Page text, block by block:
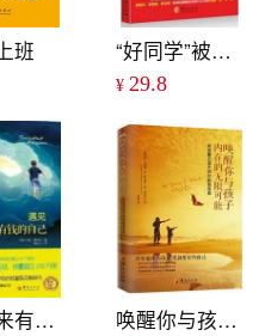
班 “好同学”被领导，“坏同学”当领导
¥ 29.8
遇见未来有钱的自己 唤醒你与孩子内在的无限可能